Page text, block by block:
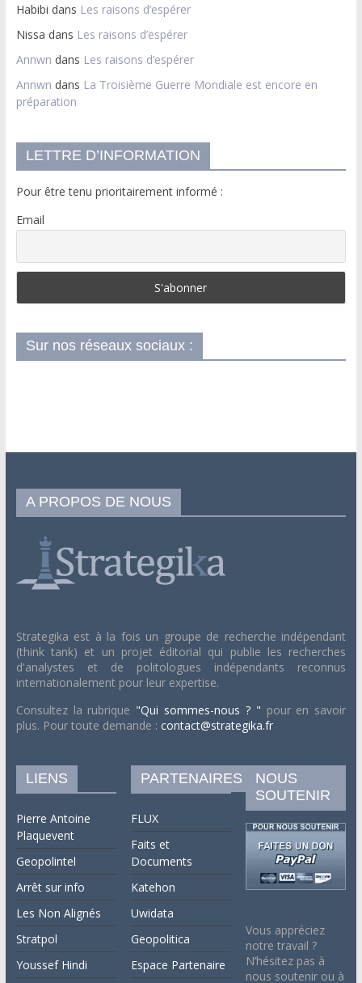
Habibi dans Les raisons d’espérer
Nissa dans Les raisons d’espérer
Annwn dans Les raisons d’espérer
Annwn dans La Troisième Guerre Mondiale est encore en
préparation
LETTRE D’INFORMATION
Pour être tenu prioritairement informé :
Email
Sur nos réseaux sociaux :
A PROPOS DE NOUS
Strategika est à la fois un groupe de recherche indépendant
(think tank) et un projet éditorial qui publie les recherches
d'analystes et de politologues indépendants reconnus
internationalement pour leur expertise.
Consultez la rubrique "Qui sommes-nous ? " pour en savoir
plus. Pour toute demande : contact@strategika.fr
LIENS
Pierre Antoine
Plaquevent
Geopolintel
Arrêt sur info
Les Non Alignés
Stratpol
Youssef Hindi
PARTENAIRES
FLUX
Faits et
Documents
Katehon
Uwidata
Geopolitica
Espace Partenaire
NOUS
SOUTENIR
Vous appréciez
notre travail ?
N’hésitez pas à
nous soutenir ou à